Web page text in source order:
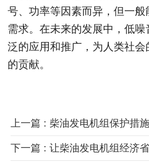
号、功率等因素而异，但一
需求。在未来的发展中，低
泛的应用和推广，为人类社
的贡献。
上一篇 : 柴油发电机组保护措
下一篇 : 让柴油发电机组经济